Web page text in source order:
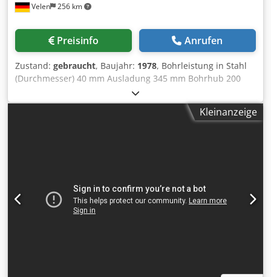
Velen 256 km
Preisinfo Anrufen
Zustand: gebraucht, Baujahr: 1978, Bohrleistung in Stahl
(Durchmesser) 40 mm Ausladung 345 mm Bohrhub 200
mm Tischaufspannfläche 720 x 560 mm Drehzahl 60 - 765
U/min Vorschub 0,15 - 0,2 - 0,3 - 0,36 mm/U
Werkzeugaufnahme MK 4 Gesamtleistungsbedarf 3,0 kW
Kleinanzeige